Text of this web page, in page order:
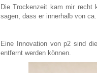
Die Trockenzeit kam mir recht
sagen, dass er innerhalb von
Eine Innovation von p2 sind die
entfernt werden können.